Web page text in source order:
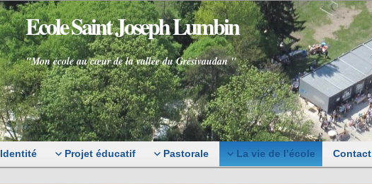
Ecole Saint Joseph Lumbin
"Mon école au cœur de la vallée du Grésivaudan "
Identité Projet éducatif Pastorale La vie de l’école Contact